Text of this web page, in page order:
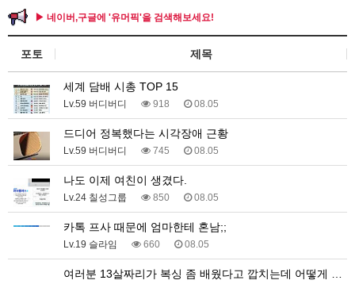
▶ 네이버,구글에 '유머픽'을 검색해보세요!
포토 제목
세계 담배 시총 TOP 15
Lv.59 버디버디 918 08.05
드디어 정복했다는 시각장애 근황
Lv.59 버디버디 745 08.05
나도 이제 여친이 생겼다.
Lv.24 칠성그룹 850 08.05
카톡 프사 때문에 엄마한테 혼남;;
Lv.19 슬라임 660 08.05
여러분 13살짜리가 복싱 좀 배웠다고 깝치는데 어떻게 …